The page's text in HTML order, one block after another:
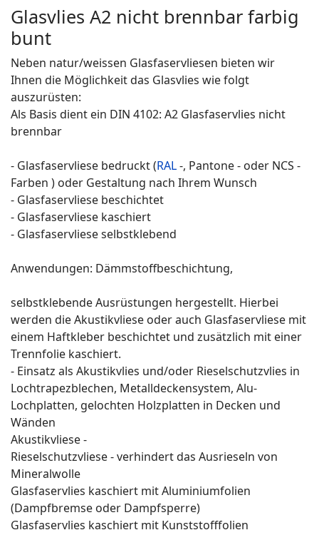
Glasvlies A2 nicht brennbar farbig
bunt
Neben natur/weissen Glasfaservliesen bieten wir
Ihnen die Möglichkeit das Glasvlies wie folgt
auszurüsten:
Als Basis dient ein DIN 4102: A2 Glasfaservlies nicht
brennbar
- Glasfaservliese bedruckt (RAL-, Pantone - oder NCS -
Farben ) oder Gestaltung nach Ihrem Wunsch
- Glasfaservliese beschichtet
- Glasfaservliese kaschiert
- Glasfaservliese selbstklebend
Anwendungen: Dämmstoffbeschichtung,
selbstklebende Ausrüstungen hergestellt. Hierbei
werden die Akustikvliese oder auch Glasfaservliese mit
einem Haftkleber beschichtet und zusätzlich mit einer
Trennfolie kaschiert.
- Einsatz als Akustikvlies und/oder Rieselschutzvlies in
Lochtrapezblechen, Metalldeckensystem, Alu-
Lochplatten, gelochten Holzplatten in Decken und
Wänden
Akustikvliese -
Rieselschutzvliese - verhindert das Ausrieseln von
Mineralwolle
Glasfaservlies kaschiert mit Aluminiumfolien
(Dampfbremse oder Dampfsperre)
Glasfaservlies kaschiert mit Kunststofffolien